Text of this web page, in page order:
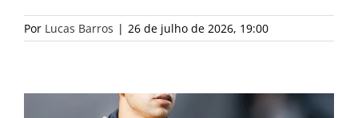
Por Lucas Barros | 26 de julho de 2026, 19:00